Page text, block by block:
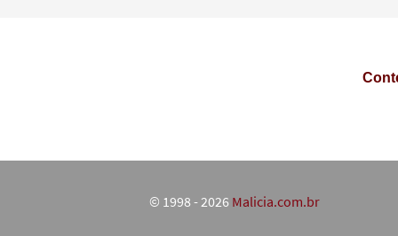
© 1998 - 2026 Malicia.com.br